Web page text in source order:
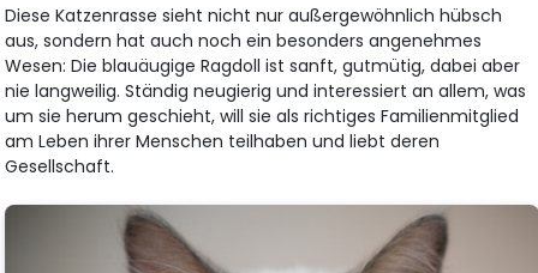
Diese Katzenrasse sieht nicht nur außergewöhnlich hübsch
aus, sondern hat auch noch ein besonders angenehmes
Wesen: Die blauäugige Ragdoll ist sanft, gutmütig, dabei aber
nie langweilig. Ständig neugierig und interessiert an allem, was
um sie herum geschieht, will sie als richtiges Familienmitglied
am Leben ihrer Menschen teilhaben und liebt deren
Gesellschaft.